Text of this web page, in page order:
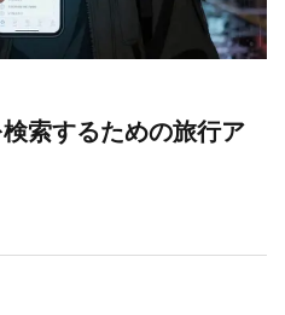
索するための旅行ア